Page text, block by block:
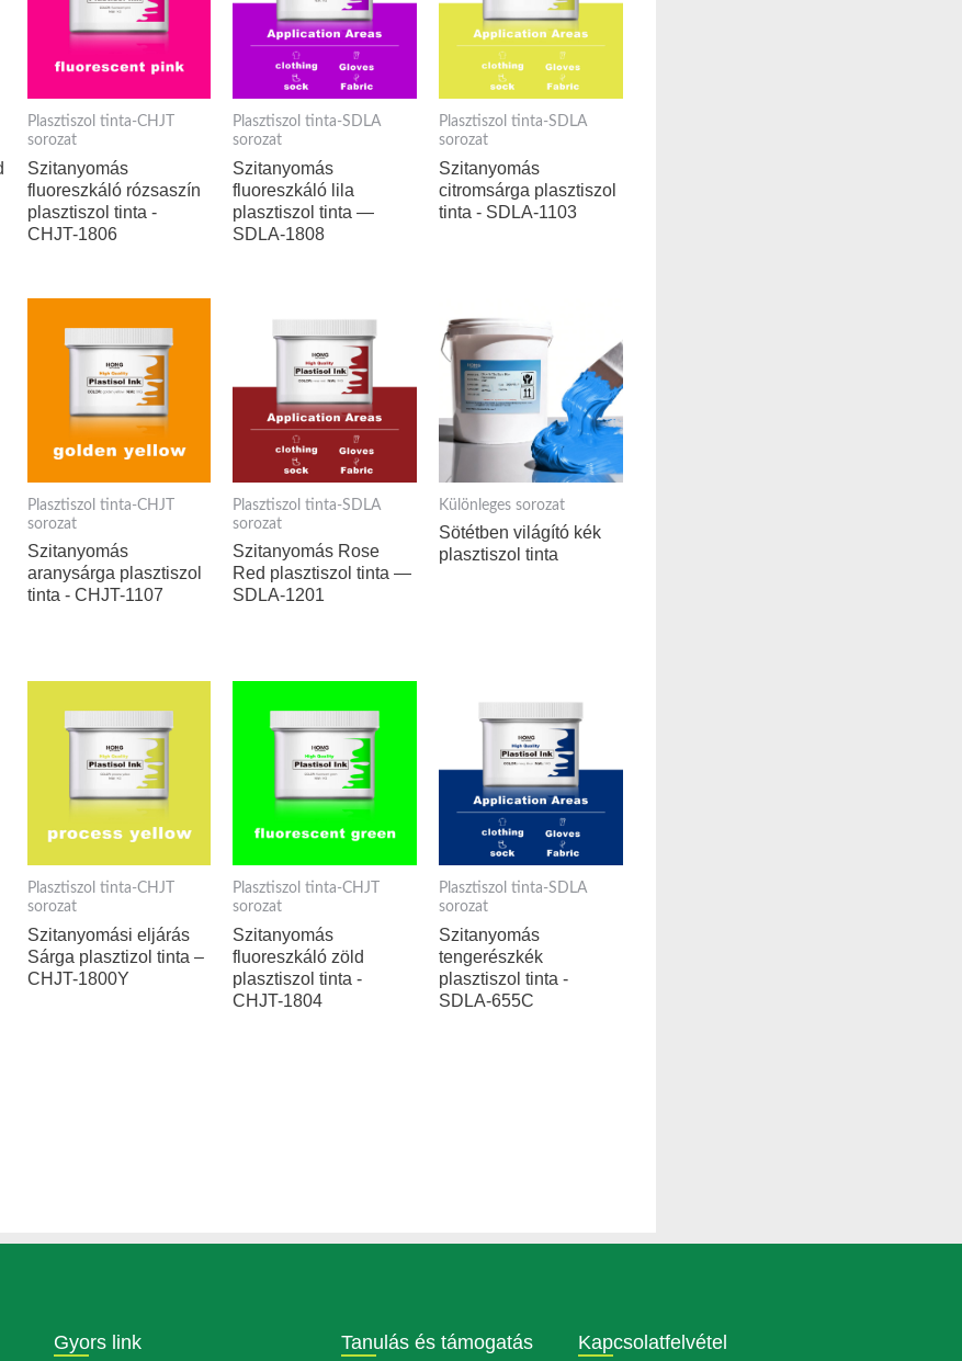
Plasztiszol tinta-CHJT
sorozat
Szitanyomás
fluoreszkáló rózsaszín
plasztiszol tinta -
CHJT-1806
Plasztiszol tinta-SDLA
sorozat
Szitanyomás
fluoreszkáló lila
plasztiszol tinta —
SDLA-1808
Plasztiszol tinta-SDLA
sorozat
Szitanyomás
citromsárga plasztiszol
tinta - SDLA-1103
Plasztiszol tinta-CHJT
sorozat
Szitanyomás
aranysárga plasztiszol
tinta - CHJT-1107
Plasztiszol tinta-SDLA
sorozat
Szitanyomás Rose
Red plasztiszol tinta —
SDLA-1201
Különleges sorozat
Sötétben világító kék
plasztiszol tinta
Plasztiszol tinta-CHJT
sorozat
Szitanyomási eljárás
Sárga plasztizol tinta –
CHJT-1800Y
Plasztiszol tinta-CHJT
sorozat
Szitanyomás
fluoreszkáló zöld
plasztiszol tinta -
CHJT-1804
Plasztiszol tinta-SDLA
sorozat
Szitanyomás
tengerészkék
plasztiszol tinta -
SDLA-655C
Gyors link Tanulás és támogatás Kapcsolatfelvétel